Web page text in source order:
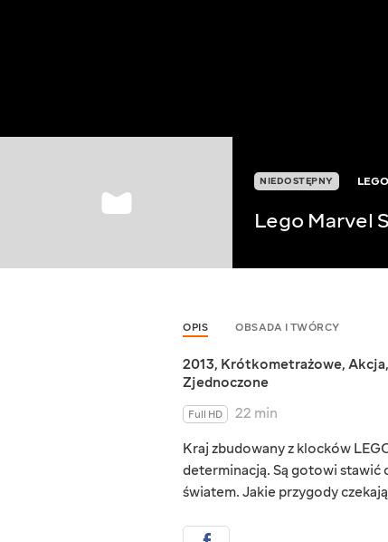
NIEDOSTĘPNY
Lego Marvel
OPIS OBSADA I TWÓRCY
2013, Krótkometrażowe, Akcja,
Zjednoczone
Full HD
22 min
Kraj zbudowany z klocków
determinacją. Są gotowi stawić
światem. Jakie przygody